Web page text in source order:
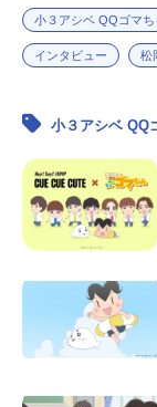
小３アシベ QQゴマち
インタビュー 松
小３アシベ QQ